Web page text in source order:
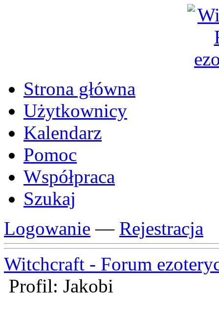
Strona główna
Użytkownicy
Kalendarz
Pomoc
Współpraca
Szukaj
Logowanie — Rejestracja
Witchcraft - Forum
Profil: Jakobi